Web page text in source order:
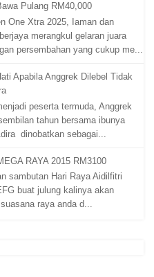
Pulang RM40,000
One Xtra 2025, Iaman dan
merangkul gelaran juara
persembahan yang cukup me...
Apabila Anggrek Dilebel Tidak
peserta termuda, Anggrek
tahun bersama ibunya
dinobatkan sebagai...
RAYA 2015 RM3100
sambutan Hari Raya Aidilfitri
buat julung kalinya akan
raya anda d...